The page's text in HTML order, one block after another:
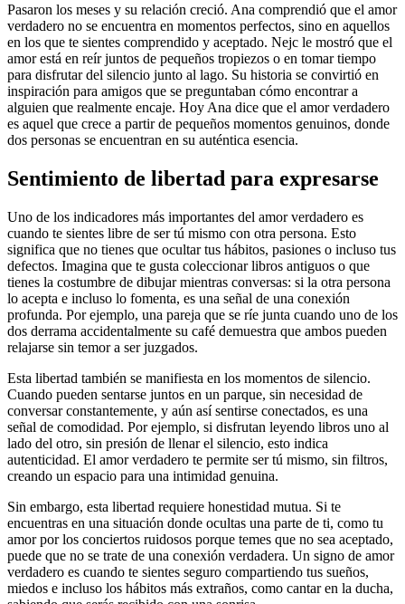
Pasaron los meses y su relación creció. Ana comprendió que el amor
verdadero no se encuentra en momentos perfectos, sino en aquellos
en los que te sientes comprendido y aceptado. Nejc le mostró que el
amor está en reír juntos de pequeños tropiezos o en tomar tiempo
para disfrutar del silencio junto al lago. Su historia se convirtió en
inspiración para amigos que se preguntaban cómo encontrar a
alguien que realmente encaje. Hoy Ana dice que el amor verdadero
es aquel que crece a partir de pequeños momentos genuinos, donde
dos personas se encuentran en su auténtica esencia.
Sentimiento de libertad para expresarse
Uno de los indicadores más importantes del amor verdadero es
cuando te sientes libre de ser tú mismo con otra persona. Esto
significa que no tienes que ocultar tus hábitos, pasiones o incluso tus
defectos. Imagina que te gusta coleccionar libros antiguos o que
tienes la costumbre de dibujar mientras conversas: si la otra persona
lo acepta e incluso lo fomenta, es una señal de una conexión
profunda. Por ejemplo, una pareja que se ríe junta cuando uno de los
dos derrama accidentalmente su café demuestra que ambos pueden
relajarse sin temor a ser juzgados.
Esta libertad también se manifiesta en los momentos de silencio.
Cuando pueden sentarse juntos en un parque, sin necesidad de
conversar constantemente, y aún así sentirse conectados, es una
señal de comodidad. Por ejemplo, si disfrutan leyendo libros uno al
lado del otro, sin presión de llenar el silencio, esto indica
autenticidad. El amor verdadero te permite ser tú mismo, sin filtros,
creando un espacio para una intimidad genuina.
Sin embargo, esta libertad requiere honestidad mutua. Si te
encuentras en una situación donde ocultas una parte de ti, como tu
amor por los conciertos ruidosos porque temes que no sea aceptado,
puede que no se trate de una conexión verdadera. Un signo de amor
verdadero es cuando te sientes seguro compartiendo tus sueños,
miedos e incluso los hábitos más extraños, como cantar en la ducha,